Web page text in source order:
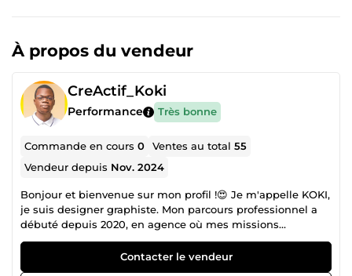
À propos du vendeur
CreActif_Koki
Performance Très bonne
Commande en cours0 Ventes au total55
Vendeur depuis Nov. 2024
Bonjour et bienvenue sur mon profil !😍 Je m'appelle KOKI,
je suis designer graphiste. Mon parcours professionnel a
débuté depuis 2020, en agence où mes missions
consistaient à la création de tous types de support de
communication visuels (web, imprimables, digitaux et
interactifs). Par la suite, grâce à mon savoir-faire et un
Contacter le vendeur